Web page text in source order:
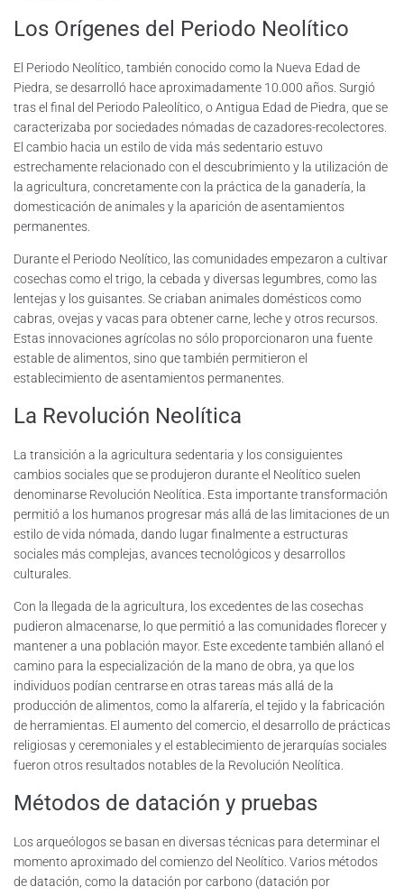
Los Orígenes del Periodo Neolítico
El Periodo Neolítico, también conocido como la Nueva Edad de
Piedra, se desarrolló hace aproximadamente 10.000 años. Surgió
tras el final del Periodo Paleolítico, o Antigua Edad de Piedra, que se
caracterizaba por sociedades nómadas de cazadores-recolectores.
El cambio hacia un estilo de vida más sedentario estuvo
estrechamente relacionado con el descubrimiento y la utilización de
la agricultura, concretamente con la práctica de la ganadería, la
domesticación de animales y la aparición de asentamientos
permanentes.
Durante el Periodo Neolítico, las comunidades empezaron a cultivar
cosechas como el trigo, la cebada y diversas legumbres, como las
lentejas y los guisantes. Se criaban animales domésticos como
cabras, ovejas y vacas para obtener carne, leche y otros recursos.
Estas innovaciones agrícolas no sólo proporcionaron una fuente
estable de alimentos, sino que también permitieron el
establecimiento de asentamientos permanentes.
La Revolución Neolítica
La transición a la agricultura sedentaria y los consiguientes
cambios sociales que se produjeron durante el Neolítico suelen
denominarse Revolución Neolítica. Esta importante transformación
permitió a los humanos progresar más allá de las limitaciones de un
estilo de vida nómada, dando lugar finalmente a estructuras
sociales más complejas, avances tecnológicos y desarrollos
culturales.
Con la llegada de la agricultura, los excedentes de las cosechas
pudieron almacenarse, lo que permitió a las comunidades florecer y
mantener a una población mayor. Este excedente también allanó el
camino para la especialización de la mano de obra, ya que los
individuos podían centrarse en otras tareas más allá de la
producción de alimentos, como la alfarería, el tejido y la fabricación
de herramientas. El aumento del comercio, el desarrollo de prácticas
religiosas y ceremoniales y el establecimiento de jerarquías sociales
fueron otros resultados notables de la Revolución Neolítica.
Métodos de datación y pruebas
Los arqueólogos se basan en diversas técnicas para determinar el
momento aproximado del comienzo del Neolítico. Varios métodos
de datación, como la datación por carbono (datación por